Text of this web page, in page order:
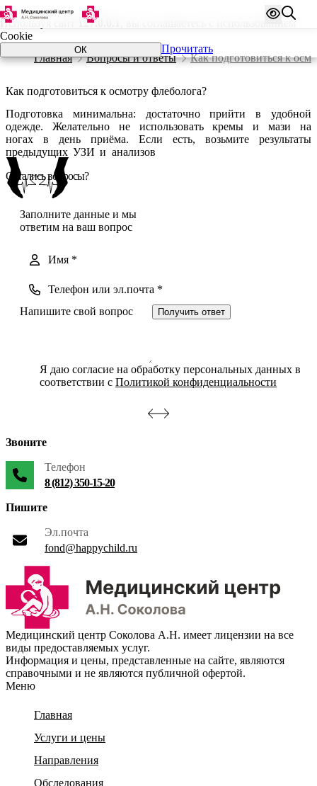
Используя сайт 127.0.0.1
, вы соглашаетесь с использованием
Cookie
ОК Прочитать
Главная Вопросы и ответы Как подготовиться к
Как подготовиться к осмотру флеболога?
Подготовка минимальна: достаточно прийти в удобной
одежде. Желательно не использовать кремы и мази на
ногах в день приёма. Если есть, возьмите результаты
предыдущих УЗИ и анализов
Остались вопросы?
Заполните данные и мы
ответим на ваш вопрос
Получить ответ
Я даю согласие на обработку персональных данных в
соответствии с Политикой конфиденциальности
Звоните
Телефон
8 (812) 350-15-20
Пишите
Эл.почта
fond@happychild.ru
Медицинский центр Соколова А.Н. имеет лицензии на все
виды предоставляемых услуг.
Информация и цены, представленные на сайте, являются
справочными и не являются публичной офертой.
Меню
Главная
Услуги и цены
Направления
Обследования